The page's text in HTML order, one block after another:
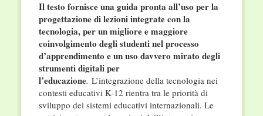
Il testo fornisce una guida pronta all’uso per la
progettazione di lezioni integrate con la
tecnologia, per un migliore e maggiore
coinvolgimento degli studenti nel processo
d’apprendimento e un uso davvero mirato degli
strumenti digitali per
l’educazione. L’integrazione della tecnologia nei
contesti educativi K-12 rientra tra le priorità di
sviluppo dei sistemi educativi internazionali. Le